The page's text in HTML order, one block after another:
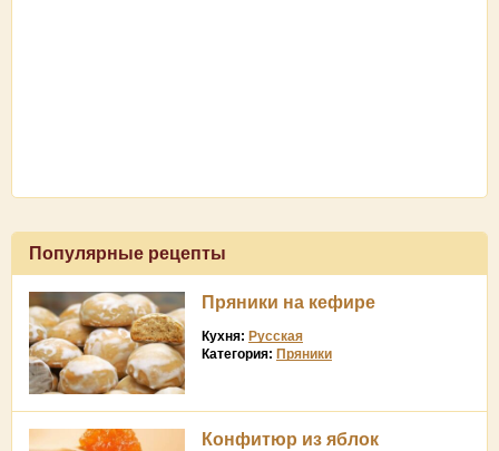
Популярные рецепты
Пряники на кефире
Кухня: Русская
Категория: Пряники
Конфитюр из яблок